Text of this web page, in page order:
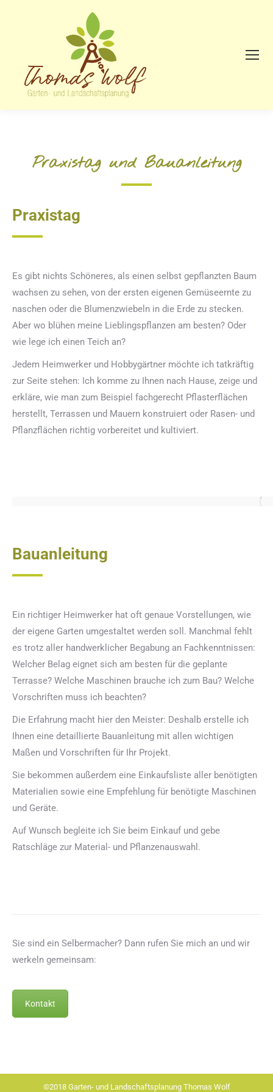
Praxistag und Bauanleitung
Praxistag
Es gibt nichts Schöneres, als einen selbst gepflanzten Baum
wachsen zu sehen, von der ersten eigenen Gemüseernte zu
naschen oder die Blumenzwiebeln in die Erde zu stecken.
Aber wo blühen meine Lieblingspflanzen am besten? Oder
wie lege ich einen Teich an?
Jedem Heimwerker und Hobbygärtner möchte ich tatkräftig
zur Seite stehen: Ich komme zu Ihnen nach Hause, zeige und
erkläre, wie man zum Beispiel fachgerecht Pflasterflächen
herstellt, Terrassen und Mauern konstruiert oder Rasen- und
Pflanzflächen richtig vorbereitet und kultiviert.
Bauanleitung
Ein richtiger Heimwerker hat oft genaue Vorstellungen, wie
der eigene Garten umgestaltet werden soll. Manchmal fehlt
es trotz aller handwerklicher Begabung an Fachkenntnissen:
Welcher Belag eignet sich am besten für die geplante
Terrasse? Welche Maschinen brauche ich zum Bau? Welche
Vorschriften muss ich beachten?
Die Erfahrung macht hier den Meister: Deshalb erstelle ich
Ihnen eine detaillierte Bauanleitung mit allen wichtigen
Maßen und Vorschriften für Ihr Projekt.
Sie bekommen außerdem eine Einkaufsliste aller benötigten
Materialien sowie eine Empfehlung für benötigte Maschinen
und Geräte.
Auf Wunsch begleite ich Sie beim Einkauf und gebe
Ratschläge zur Material- und Pflanzenauswahl.
Sie sind ein Selbermacher? Dann rufen Sie mich an und wir
werkeln gemeinsam:
Kontakt
©2018 Garten- und Landschaftsplanung Thomas Wolf